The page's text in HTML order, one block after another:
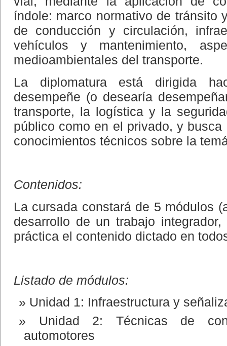
índole: marco normativo de tránsito
de conducción y circulación,
vehículos y mantenimiento,
medioambientales del transporte.
La diplomatura está dirigida
desempeñe (o desearía
transporte, la logística y la
público como en el privado, y
conocimientos técnicos sobre la
Contenidos:
La cursada constará de 5 módulos
desarrollo de un trabajo
práctica el contenido dictado en
Listado de módulos:
Unidad 1: Infraestructura y
Unidad 2: Técnicas de
automotores